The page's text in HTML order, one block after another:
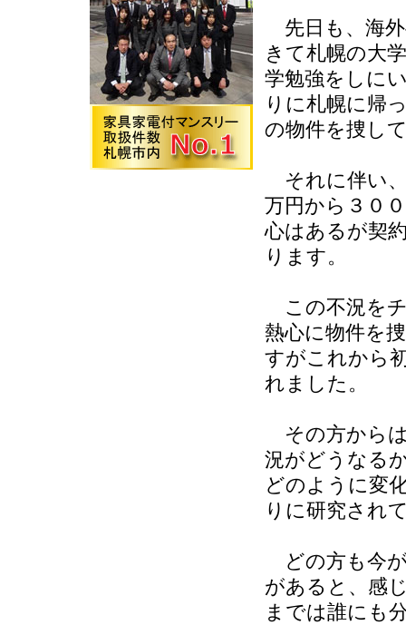
先日も、海
きて札幌の大
学勉強をしに
りに札幌に帰
の物件を捜し
それに伴い
万円から３０
心はあるが契
ります。
この不況を
熱心に物件を
すがこれから
れました。
その方から
況がどうなる
どのように変
りに研究され
どの方も今
があると、感
までは誰にも